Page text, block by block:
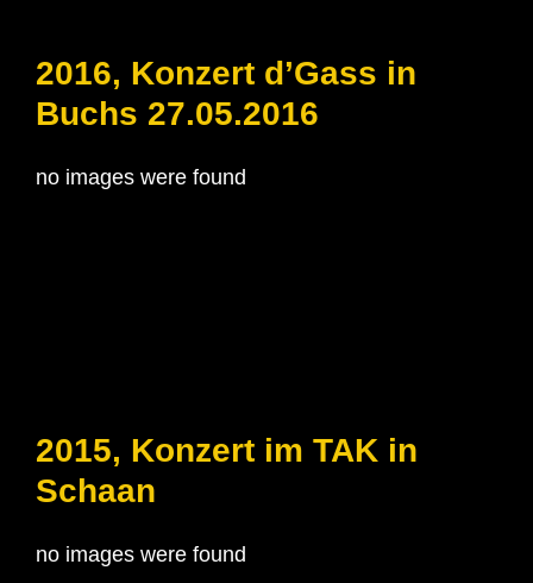
2016, Konzert d’Gass in
Buchs 27.05.2016
no images were found
2015, Konzert im TAK in
Schaan
no images were found